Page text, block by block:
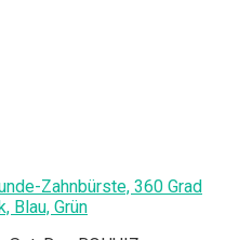
Zahnbürste, 360 Grad
Blau, Grün